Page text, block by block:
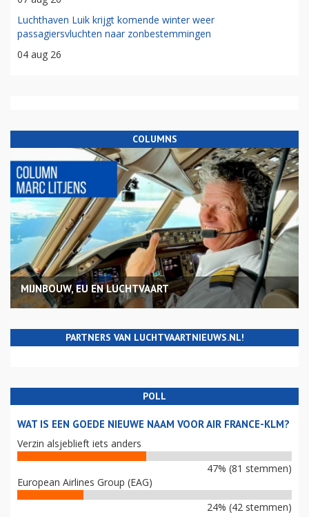
Luchthaven Luik krijgt komende winter weer
passagiersvluchten naar zonbestemmingen
04 aug 26
COLUMNS
MIJNBOUW, EU EN LUCHTVAART
PARTNERS VAN LUCHTVAARTNIEUWS.NL!
POLL
WAT IS EEN GOEDE NIEUWE NAAM VOOR AIR FRANCE-KLM?
Verzin alsjeblieft iets anders
47% (81 stemmen)
European Airlines Group (EAG)
24% (42 stemmen)